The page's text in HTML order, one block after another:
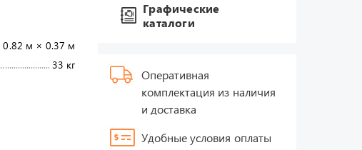
м × 0.37 м
33 кг
Графические
каталоги
Оперативная
комплектация из наличия
и доставка
Удобные условия оплаты